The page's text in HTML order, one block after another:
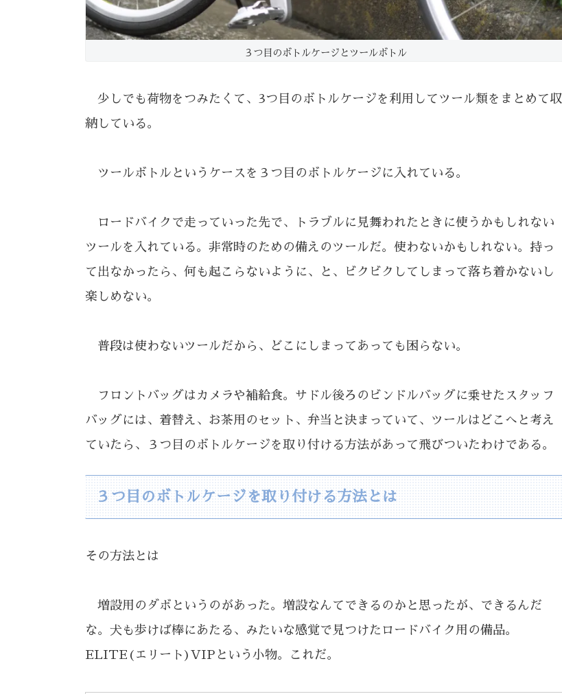
３つ目のボトルケージとツールボトル
少しでも荷物をつみたくて、3つ目のボトルケージを利用してツール類をまとめて収
納している。
ツールボトルというケースを３つ目のボトルケージに入れている。
ロードバイクで走っていった先で、トラブルに見舞われたときに使うかもしれない
ツールを入れている。非常時のための備えのツールだ。使わないかもしれない。持っ
て出なかったら、何も起こらないように、と、ビクビクしてしまって落ち着かないし
楽しめない。
普段は使わないツールだから、どこにしまってあっても困らない。
フロントバッグはカメラや補給食。サドル後ろのビンドルバッグに乗せたスタッフ
バッグには、着替え、お茶用のセット、弁当と決まっていて、ツールはどこへと考え
ていたら、３つ目のボトルケージを取り付ける方法があって飛びついたわけである。
３つ目のボトルケージを取り付ける方法とは
その方法とは
増設用のダボというのがあった。増設なんてできるのかと思ったが、できるんだ
な。犬も歩けば棒にあたる、みたいな感覚で見つけたロードバイク用の備品。
ELITE(エリート)VIPという小物。これだ。